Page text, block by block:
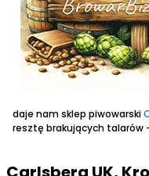
daje nam sklep piwowarski
resztę brakujących talarów